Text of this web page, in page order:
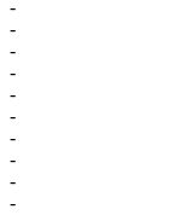
-
-
-
-
-
-
-
-
-
-